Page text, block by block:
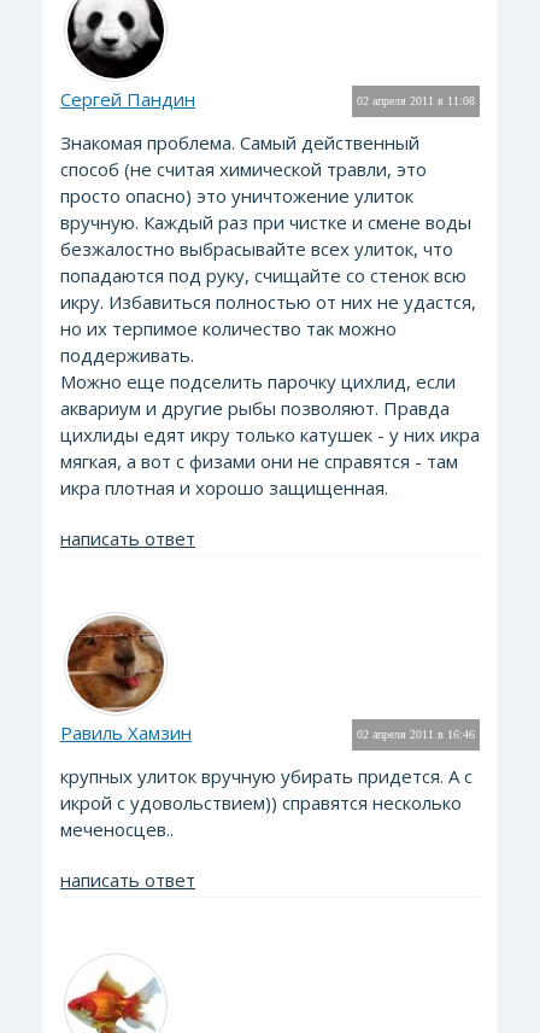
02 апреля 2011 в 11:08
Сергей Пандин
Знакомая проблема. Самый действенный
способ (не считая химической травли, это
просто опасно) это уничтожение улиток
вручную. Каждый раз при чистке и смене воды
безжалостно выбрасывайте всех улиток, что
попадаются под руку, счищайте со стенок всю
икру. Избавиться полностью от них не удастся,
но их терпимое количество так можно
поддерживать.
Можно еще подселить парочку цихлид, если
аквариум и другие рыбы позволяют. Правда
цихлиды едят икру только катушек - у них икра
мягкая, а вот с физами они не справятся - там
икра плотная и хорошо защищенная.
написать ответ
02 апреля 2011 в 16:46
Равиль Хамзин
крупных улиток вручную убирать придется. А с
икрой с удовольствием)) справятся несколько
меченосцев..
написать ответ